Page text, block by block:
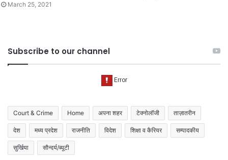
March 25, 2021
Subscribe to our channel
Court & Crime Home अपना शहर टेक्नोलॉजी ताज़ातरीन
देश मध्य प्रदेश राजनीति विदेश शिक्षा व कैरियर सम्पादकीय
सुर्खिया सौन्दर्य/ब्यूटी